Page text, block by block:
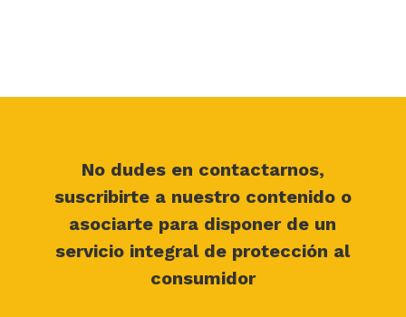
No dudes en contactarnos,
suscribirte a nuestro contenido o
asociarte para disponer de un
servicio integral de protección al
consumidor